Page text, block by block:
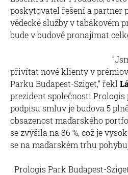
poskytovatel řešení a partner
vědecké služby v tabákovém
bude v budově
“Jsme
přivítat nové klienty v
Parku Budapest-Sziget,“ řekl
prezident společnosti Prologis
podpisu smluv je budova 5
obsazenost maďarského
se zvýšila na 86 %, což je
se na maďarském trhu
Prologis Park Budapest-